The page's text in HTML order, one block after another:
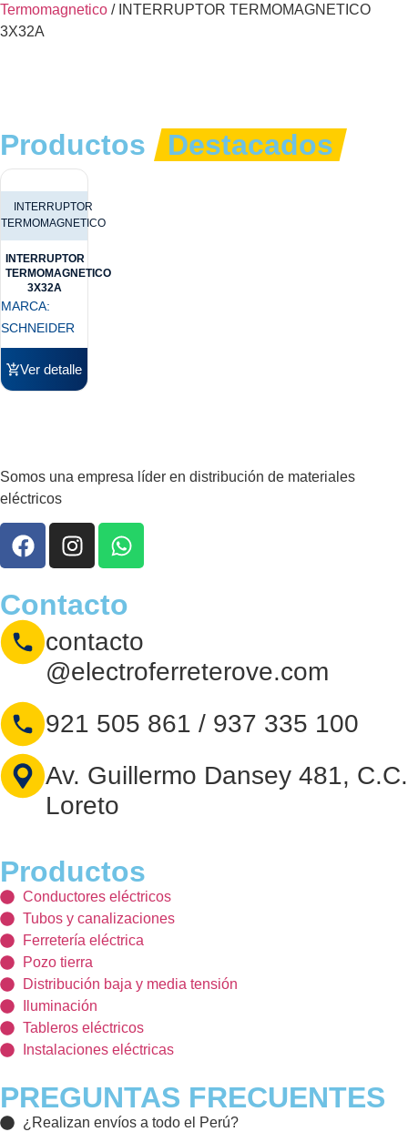
Termomagnetico / INTERRUPTOR TERMOMAGNETICO
3X32A
Productos Destacados
INTERRUPTOR
TERMOMAGNETICO
INTERRUPTOR
TERMOMAGNETICO
3X32A
MARCA:
SCHNEIDER
Ver detalle
Somos una empresa líder en distribución de materiales
eléctricos
Contacto
contacto
@electroferreterove.com
921 505 861 / 937 335 100
Av. Guillermo Dansey 481, C.C.
Loreto
Productos
Conductores eléctricos
Tubos y canalizaciones
Ferretería eléctrica
Pozo tierra
Distribución baja y media tensión
Iluminación
Tableros eléctricos
Instalaciones eléctricas
PREGUNTAS FRECUENTES
¿Realizan envíos a todo el Perú?